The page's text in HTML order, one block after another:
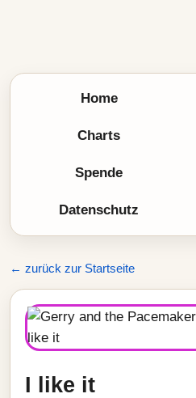
Home
Charts
Spende
Datenschutz
← zurück zur Startseite
I like it